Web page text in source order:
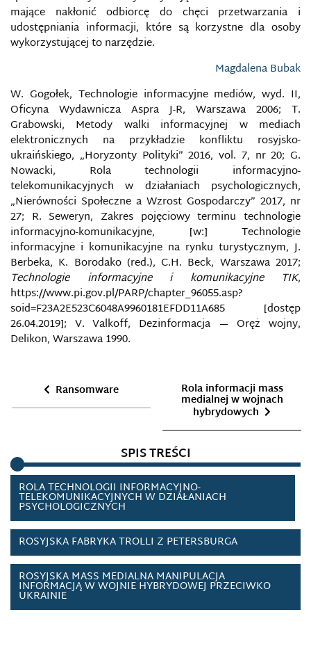
mające nakłonić odbiorcę do chęci przetwarzania i
udostępniania informacji, które są korzystne dla osoby
wykorzystującej to narzędzie.
Magdalena Bubak
W. Gogołek, Technologie informacyjne mediów, wyd. II,
Oficyna Wydawnicza Aspra J-R, Warszawa 2006; T.
Grabowski, Metody walki informacyjnej w mediach
elektronicznych na przykładzie konfliktu rosyjsko-
ukraińskiego, „Horyzonty Polityki” 2016, vol. 7, nr 20; G.
Nowacki, Rola technologii informacyjno-
telekomunikacyjnych w działaniach psychologicznych,
„Nierówności Społeczne a Wzrost Gospodarczy” 2017, nr
27; R. Seweryn, Zakres pojęciowy terminu technologie
informacyjno-komunikacyjne, [w:] Technologie
informacyjne i komunikacyjne na rynku turystycznym, J.
Berbeka, K. Borodako (red.), C.H. Beck, Warszawa 2017;
Technologie informacyjne i komunikacyjne TIK,
https://www.pi.gov.pl/PARP/chapter_96055.asp?
soid=F23A2E523C6048A9960181EFDD11A685 [dostęp
26.04.2019]; V. Valkoff, Dezinformacja — Oręż wojny,
Delikon, Warszawa 1990.
Ransomware Rola informacji mass
medialnej w wojnach
hybrydowych
SPIS TREŚCI
PRZECIĄŻENIE INFORMACYJNE
PRZECIWDZIAŁANIE DEZINFORMACJI I
PRZESTĘPCZOŚĆ KOMPUTEROWA
PRZESTĘPSTWA PRZECIWKO OCHRONIE
INFORMACJI
PRZESTĘPSTWA PRZECIWKO SYSTEMOM
INFORMATYCZNYM
PRZESTĘPSTWA PRZECIWKO WIARYGODNOŚCI
DOKUMENTÓW
PRZESTRZEŃ BEZPIECZEŃSTWA INFORMACJI
UKRAINY
PRZESTRZEŃ INFORMACYJNA
PRZESTRZEŃ MEDIALNA
RANSOMWARE
ROLA INFORMACJI MASS MEDIALNEJ W WOJNACH
HYBRYDOWYCH
ROLA TECHNOLOGII INFORMACYJNO-
TELEKOMUNIKACYJNYCH W DZIAŁANIACH
PSYCHOLOGICZNYCH
ROSYJSKA FABRYKA TROLLI Z PETERSBURGA
ROSYJSKA MASS MEDIALNA MANIPULACJA
INFORMACJĄ W WOJNIE HYBRYDOWEJ PRZECIWKO
UKRAINIE